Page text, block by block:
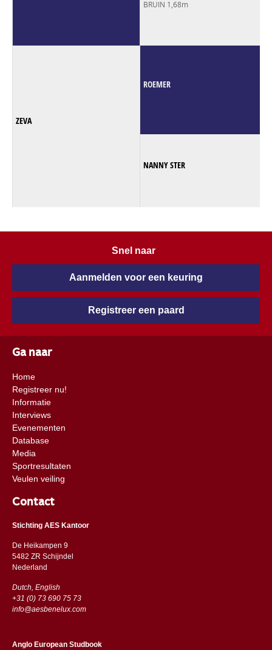
BRUIN 1,68m
ZEVA
ROEMER
NANNY STER
Snel naar
Aanmelden voor een keuring
Registreer een paard
Ga naar
Home
Registreer nu!
Informatie
Interviews
Evenementen
Database
Media
Sportresultaten
Veulen veiling
Contact
Stichting AES Kantoor
De Heikampen 9
5482 ZR Schijndel
​​Nederland
Dutch, English
+31 (0) 73 690 75 73
info@aesbenelux.com
Anglo European Studbook